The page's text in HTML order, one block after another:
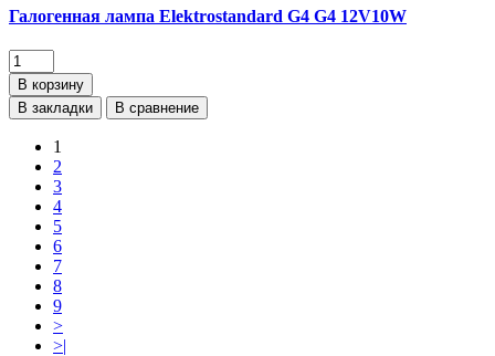
Галогенная лампа Elektrostandard G4 G4 12V10W
В корзину
В закладки
В сравнение
1
2
3
4
5
6
7
8
9
>
>|